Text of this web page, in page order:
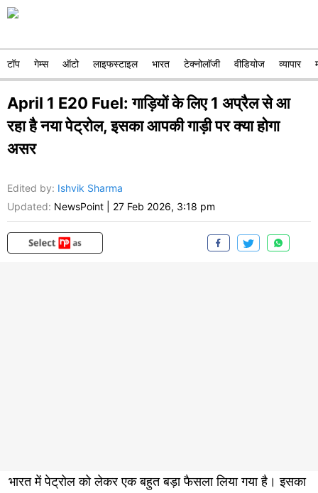
टॉप गेम्स ऑटो लाइफस्टाइल भारत टेक्नोलॉजी वीडियोज व्यापार
April 1 E20 Fuel: गाड़ियों के लिए 1 अप्रैल से आ
रहा है नया पेट्रोल, इसका आपकी गाड़ी पर क्या होगा
असर
Edited by: Ishvik Sharma
Updated: NewsPoint 27 Feb 2026, 3:18 pm
भारत में पेट्रोल को लेकर एक बहुत बड़ा फैसला लिया गया है। इसका